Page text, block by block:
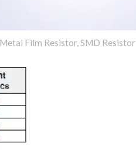
Metal Film Resistor, SMD Resistor